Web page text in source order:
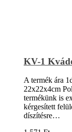
KV-1
A termék ára
22x22x4cm
termékünk is
kérgesített
díszítésre…